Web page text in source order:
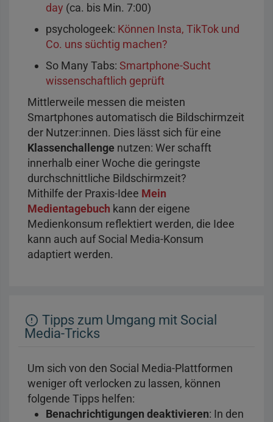
day (ca. bis Min. 7:00)
psychologeek: Können Insta, TikTok und
Co. uns süchtig machen?
So Many Tabs: Smartphone-Sucht
wissenschaftlich geprüft
Mittlerweile messen die meisten
Smartphones automatisch die Bildschirmzeit
der Nutzer:innen. Dies lässt sich für eine
Klassenchallenge nutzen: Wer schafft
innerhalb einer Woche die geringste
durchschnittliche Bildschirmzeit?
Mithilfe der Praxis-Idee Mein
Medientagebuch kann der eigene
Medienkonsum reflektiert werden, die Idee
kann auch auf Social Media-Konsum
adaptiert werden.
Tipps zum Umgang mit Social
Media-Tricks
Um sich von den Social Media-Plattformen
weniger oft verlocken zu lassen, können
folgende Tipps helfen:
Benachrichtigungen deaktivieren: In den